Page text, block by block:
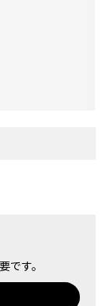
です。